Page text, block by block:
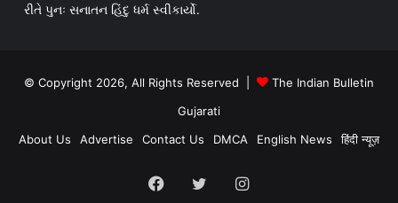
રીતે પુનઃ સનાતન હિંદુ ધર્મ સ્વીકાર્યો.
© Copyright 2026, All Rights Reserved |
The Indian Bulletin
Gujarati
About Us
Advertise Contact Us DMCA English News हिंदी न्यूज़
Facebook
TwitterInstagram